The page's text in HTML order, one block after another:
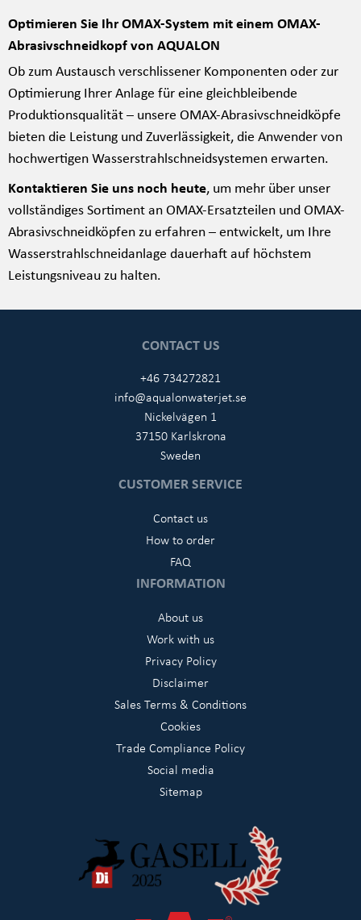
Optimieren Sie Ihr OMAX-System mit einem OMAX-
Abrasivschneidkopf von AQUALON
Ob zum Austausch verschlissener Komponenten oder zur
Optimierung Ihrer Anlage für eine gleichbleibende
Produktionsqualität – unsere OMAX-Abrasivschneidköpfe
bieten die Leistung und Zuverlässigkeit, die Anwender von
hochwertigen Wasserstrahlschneidsystemen erwarten.
Kontaktieren Sie uns noch heute, um mehr über unser
vollständiges Sortiment an OMAX-Ersatzteilen und OMAX-
Abrasivschneidköpfen zu erfahren – entwickelt, um Ihre
Wasserstrahlschneidanlage dauerhaft auf höchstem
Leistungsniveau zu halten.
CONTACT US
+46 734272821
info@aqualonwaterjet.se
Nickelvägen 1
37150 Karlskrona
Sweden
CUSTOMER SERVICE
Contact us
How to order
FAQ
INFORMATION
About us
Work with us
Privacy Policy
Disclaimer
Sales Terms & Conditions
Cookies
Trade Compliance Policy
Social media
Sitemap